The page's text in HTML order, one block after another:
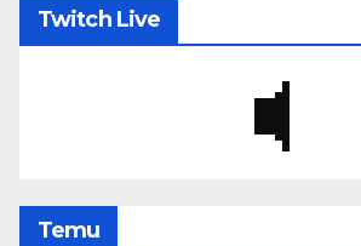
Twitch Live
Temu